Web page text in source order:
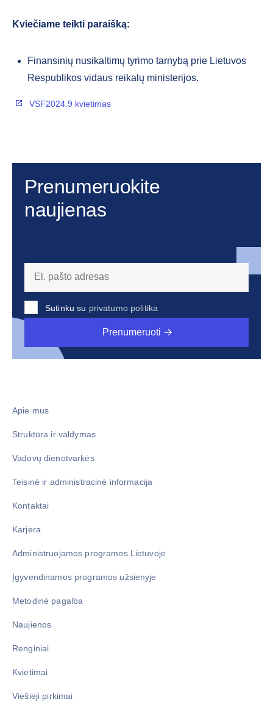
Kviečiame teikti paraišką:
Finansinių nusikaltimų tyrimo tarnybą prie Lietuvos
Respublikos vidaus reikalų ministerijos.
VSF2024.9 kvietimas
Prenumeruokite
naujienas
Sutinku su privatumo politika
Prenumeruoti
Apie mus
Struktūra ir valdymas
Vadovų dienotvarkės
Teisinė ir administracinė informacija
Kontaktai
Karjera
Administruojamos programos Lietuvoje
Įgyvendinamos programos užsienyje
Metodinė pagalba
Naujienos
Renginiai
Kvietimai
Viešieji pirkimai